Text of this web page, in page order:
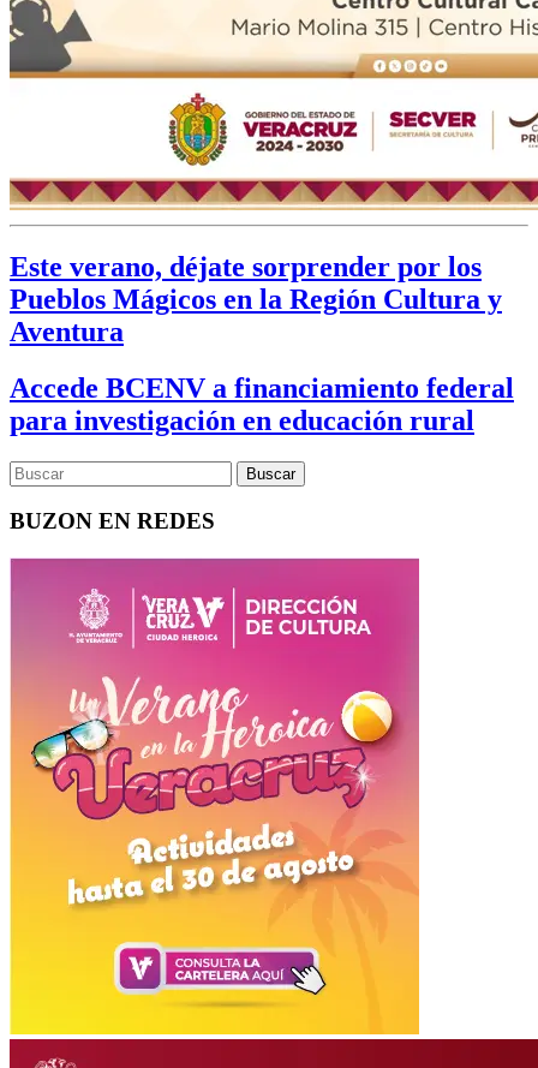
Este verano, déjate sorprender por los
Pueblos Mágicos en la Región Cultura y
Aventura
Accede BCENV a financiamiento federal
para investigación en educación rural
BUZON EN REDES